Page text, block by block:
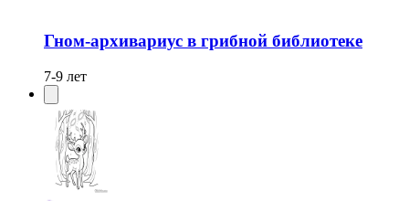
Гном-архивариус в грибной библиотеке
7-9 лет